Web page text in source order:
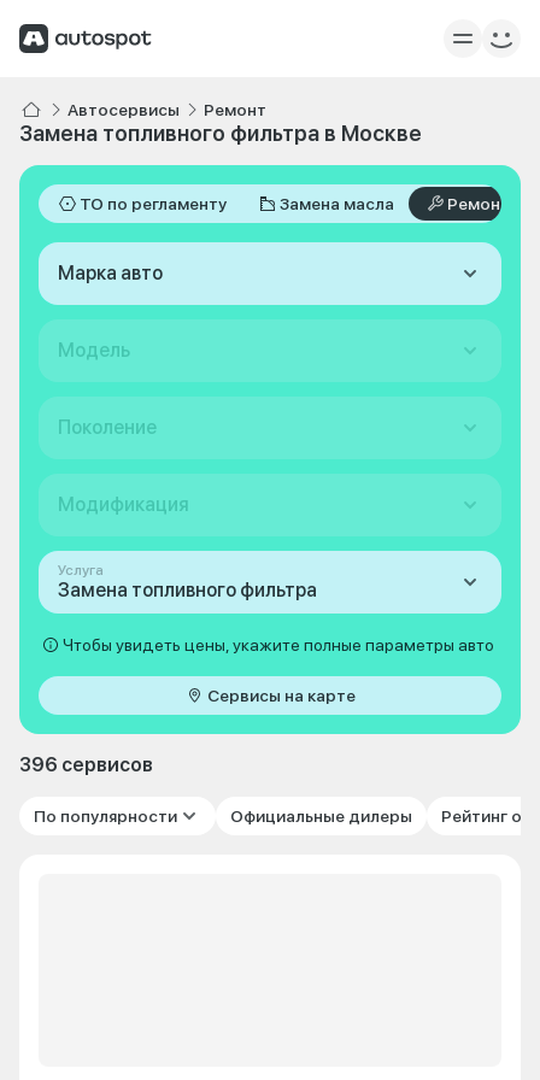
Автосервисы Ремонт
Замена топливного фильтра в Москве
ТО по регламенту Замена масла Ремонт
Марка авто
Модель
Поколение
Модификация
Услуга
Замена топливного фильтра
Чтобы увидеть цены, укажите полные параметры авто
Сервисы на карте
396 сервисов
По популярности Официальные дилеры Рейтинг